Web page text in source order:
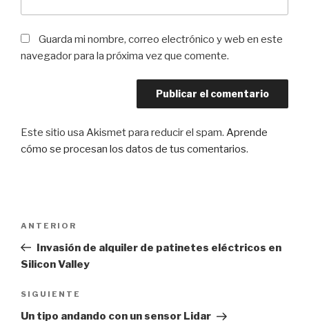
Guarda mi nombre, correo electrónico y web en este
navegador para la próxima vez que comente.
Este sitio usa Akismet para reducir el spam. Aprende
cómo se procesan los datos de tus comentarios.
entradas
Entrada
anterior:
ANTERIOR
Invasión de alquiler de patinetes eléctricos en
Silicon Valley
Siguiente
entrada
SIGUIENTE
Un tipo andando con un sensor Lidar